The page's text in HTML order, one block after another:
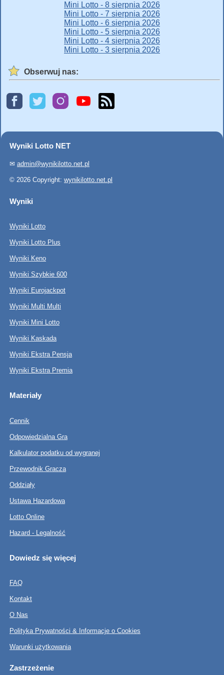
Mini Lotto - 8 sierpnia 2026
Mini Lotto - 7 sierpnia 2026
Mini Lotto - 6 sierpnia 2026
Mini Lotto - 5 sierpnia 2026
Mini Lotto - 4 sierpnia 2026
Mini Lotto - 3 sierpnia 2026
Obserwuj nas:
Wyniki Lotto NET
✉ admin@wynikilotto.net.pl
© 2026 Copyright: wynikilotto.net.pl
Wyniki
Wyniki Lotto
Wyniki Lotto Plus
Wyniki Keno
Wyniki Szybkie 600
Wyniki Eurojackpot
Wyniki Multi Multi
Wyniki Mini Lotto
Wyniki Kaskada
Wyniki Ekstra Pensja
Wyniki Ekstra Premia
Materiały
Cennik
Odpowiedzialna Gra
Kalkulator podatku od wygranej
Przewodnik Gracza
Oddziały
Ustawa Hazardowa
Lotto Online
Hazard - Legalność
Dowiedz się więcej
FAQ
Kontakt
O Nas
Polityka Prywatności & Informacje o Cookies
Warunki użytkowania
Zastrzeżenie